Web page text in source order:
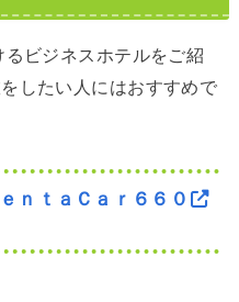
ビジネスホテルをご紹
したい人にはおすすめで
ｎｔａＣａｒ６６０